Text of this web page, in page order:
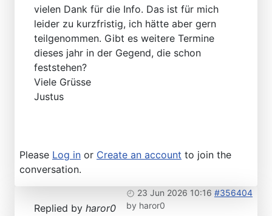
vielen Dank für die Info. Das ist für mich
leider zu kurzfristig, ich hätte aber gern
teilgenommen. Gibt es weitere Termine
dieses jahr in der Gegend, die schon
feststehen?
Viele Grüsse
Justus
Please Log in or Create an account to join the
conversation.
23 Jun 2026 10:16 #356404
by haror0
Replied by haror0